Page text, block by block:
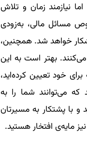
نیازمند زمان و تلاش
مسائل مالی، به‌زودی
خواهد شد. همچنین،
بهتر است به این
خود تعیین کرده‌اید،
که می‌توانند شما را به
با پشتکار به مسیرتان
نیز مایه‌ی افتخار هستید.